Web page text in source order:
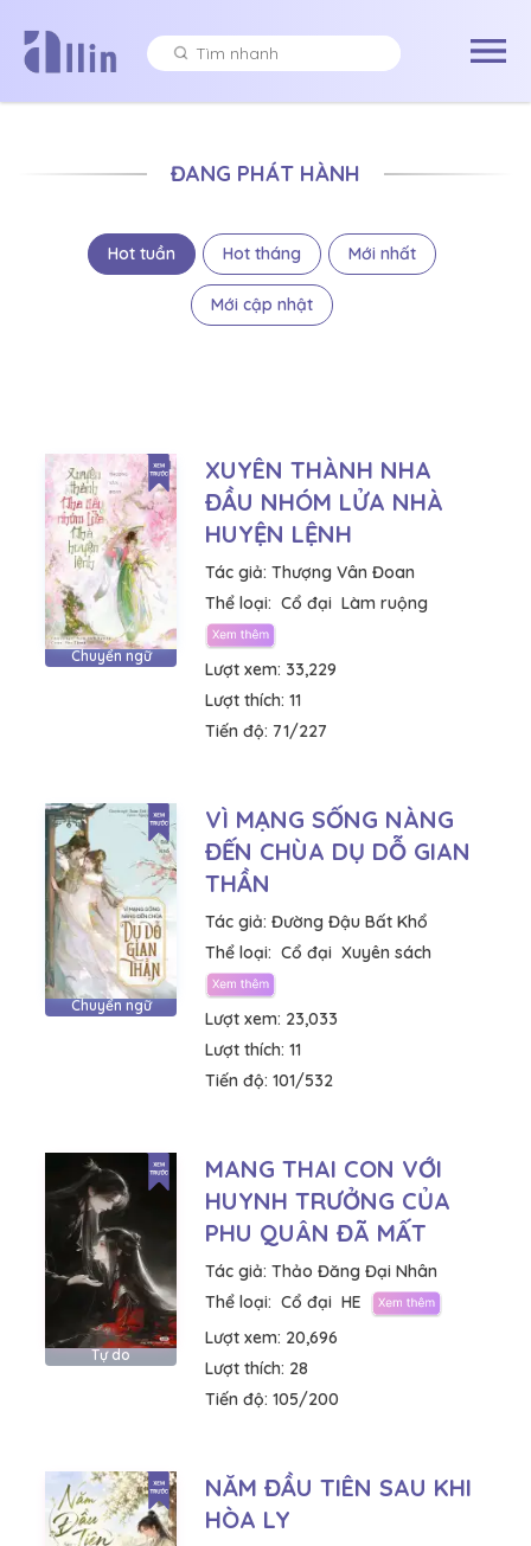
ĐANG PHÁT HÀNH
Hot tuần Hot tháng Mới nhất
Mới cập nhật
Chuyển ngữ
XUYÊN THÀNH NHA
ĐẦU NHÓM LỬA NHÀ
HUYỆN LỆNH
Tác giả: Thượng Vân Đoan
Thể loại: Cổ đại Làm ruộng
Lượt xem: 33,229
Lượt thích: 11
Tiến độ: 71/227
Chuyển ngữ
VÌ MẠNG SỐNG NÀNG
ĐẾN CHÙA DỤ DỖ GIAN
THẦN
Tác giả: Đường Đậu Bất Khổ
Thể loại: Cổ đại Xuyên sách
Lượt xem: 23,033
Lượt thích: 11
Tiến độ: 101/532
Tự do
MANG THAI CON VỚI
HUYNH TRƯỞNG CỦA
PHU QUÂN ĐÃ MẤT
Tác giả: Thảo Đăng Đại Nhân
Thể loại: Cổ đại HE
Lượt xem: 20,696
Lượt thích: 28
Tiến độ: 105/200
NĂM ĐẦU TIÊN SAU KHI
HÒA LY